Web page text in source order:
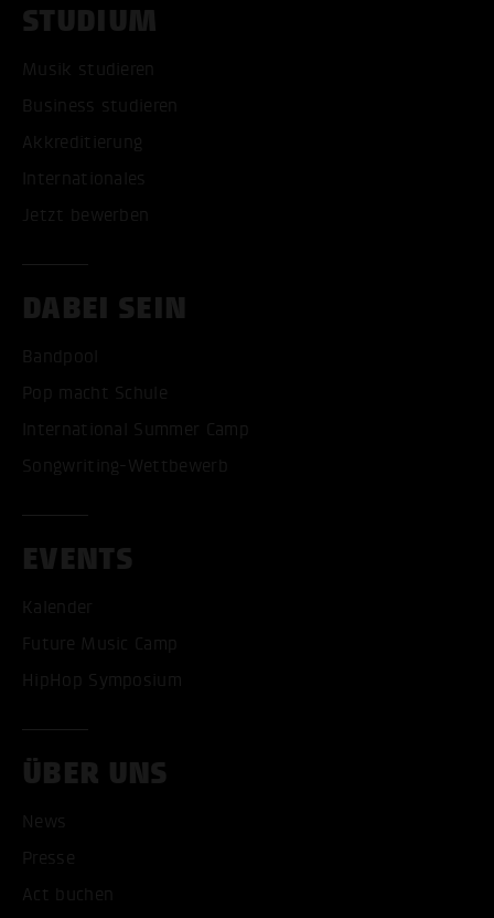
STUDIUM
Musik studieren
Business studieren
Akkreditierung
Internationales
Jetzt bewerben
DABEI SEIN
Bandpool
Pop macht Schule
International Summer Camp
Songwriting-Wettbewerb
EVENTS
Kalender
Future Music Camp
HipHop Symposium
ÜBER UNS
News
Presse
Act buchen